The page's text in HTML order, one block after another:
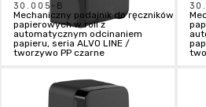
30.005-B
Mechaniczny podajnik do ręczników
papierowych w roli z
automatycznym odcinaniem
papieru, seria ALVO LINE /
tworzywo PP czarne